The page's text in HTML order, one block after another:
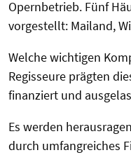
Opernbetrieb. Fünf
vorgestellt: Mailand,
Welche wichtigen
Regisseure prägten
finanziert und
Es werden
durch umfangreiches